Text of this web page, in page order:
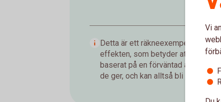
Detta är ett räkneexempel som
effekten, som betyder att du
baserat på en förväntad
de ger, och kan alltså bli både
Vi